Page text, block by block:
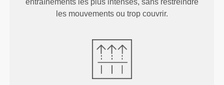
entraînements les plus intenses, sans restreindre
les mouvements ou trop couvrir.